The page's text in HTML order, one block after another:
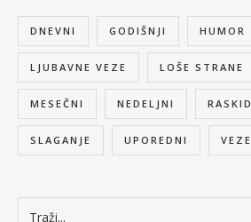
DNEVNI GODIŠNJI HUMOR
LJUBAVNE VEZE LOŠE STRANE
MESEČNI NEDELJNI RASKID
SLAGANJE UPOREDNI VEZE